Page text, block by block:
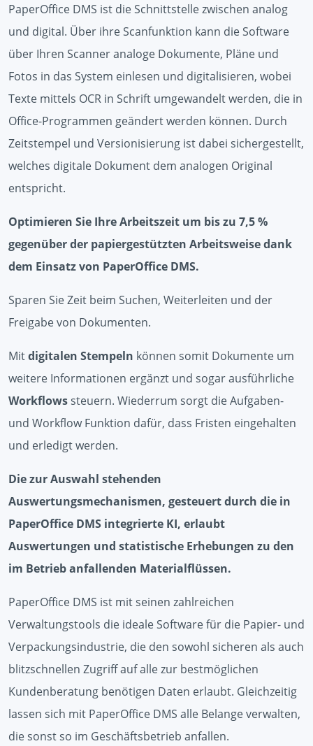
PaperOffice DMS ist die Schnittstelle zwischen analog
und digital. Über ihre Scanfunktion kann die Software
über Ihren Scanner analoge Dokumente, Pläne und
Fotos in das System einlesen und digitalisieren, wobei
Texte mittels OCR in Schrift umgewandelt werden, die in
Office-Programmen geändert werden können. Durch
Zeitstempel und Versionisierung ist dabei sichergestellt,
welches digitale Dokument dem analogen Original
entspricht.
Optimieren Sie Ihre Arbeitszeit um bis zu 7,5 %
gegenüber der papiergestützten Arbeitsweise dank
dem Einsatz von PaperOffice DMS.
Sparen Sie Zeit beim Suchen, Weiterleiten und der
Freigabe von Dokumenten.
Mitdigitalen Stempeln können somit Dokumente um
weitere Informationen ergänzt und sogar ausführliche
Workflowssteuern. Wiederrum sorgt die Aufgaben-
und Workflow Funktion dafür, dass Fristen eingehalten
und erledigt werden.
Die zur Auswahl stehenden
Auswertungsmechanismen, gesteuert durch die in
PaperOffice DMS integrierte KI, erlaubt
Auswertungen und statistische Erhebungen zu den
im Betrieb anfallenden Materialflüssen.
PaperOffice DMS ist mit seinen zahlreichen
Verwaltungstools die ideale Software für die Papier- und
Verpackungsindustrie, die den sowohl sicheren als auch
blitzschnellen Zugriff auf alle zur bestmöglichen
Kundenberatung benötigen Daten erlaubt. Gleichzeitig
lassen sich mit PaperOffice DMS alle Belange verwalten,
die sonst so im Geschäftsbetrieb anfallen.